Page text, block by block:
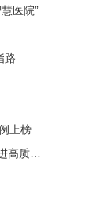
医院”
路
上榜
发展